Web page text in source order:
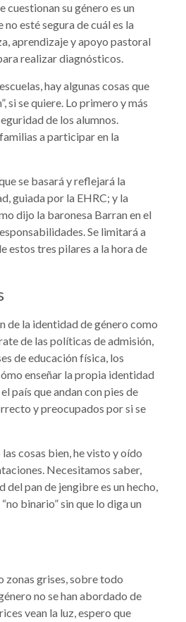
cuestionan su género es un
esté segura de cuál es la
aprendizaje y apoyo pastoral
realizar diagnósticos.
hay algunas cosas que
si se quiere. Lo primero y más
de los alumnos.
a participar en la
se basará y reflejará la
guiada por la EHRC; y la
dijo la baronesa Barran en el
Se limitará a
estos tres pilares a la hora de
de la identidad de género como
de las políticas de admisión,
de educación física, los
enseñar la propia identidad
país que andan con pies de
y preocupados por si se
cosas bien, he visto y oído
Necesitamos saber,
del pan de jengibre es un hecho,
binario” sin que lo diga un
zonas grises, sobre todo
no se han abordado de
vean la luz, espero que